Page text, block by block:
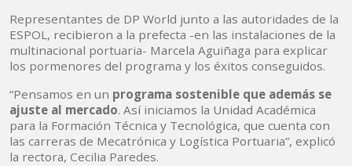
Representantes de DP World junto a las autoridades de la
ESPOL, recibieron a la prefecta -en las instalaciones de la
multinacional portuaria- Marcela Aguiñaga para explicar
los pormenores del programa y los éxitos conseguidos.
“Pensamos en un programa sostenible que además se
ajuste al mercado. Así iniciamos la Unidad Académica
para la Formación Técnica y Tecnológica, que cuenta con
las carreras de Mecatrónica y Logística Portuaria”, explicó
la rectora, Cecilia Paredes.